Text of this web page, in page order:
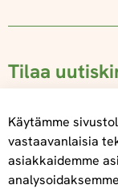
Tilaa
Käytämme
vastaavanlaisia
asiakkaidemme